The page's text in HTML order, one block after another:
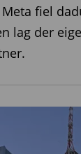
fiel
lag der